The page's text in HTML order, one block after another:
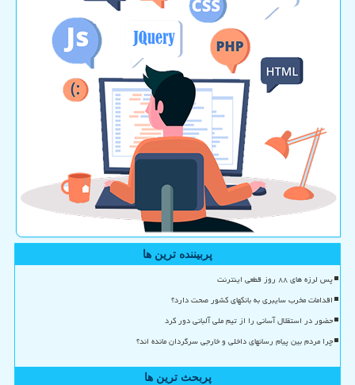
پربیننده ترین ها
پس لرزه های ۸۸ روز قطعی اینترنت
اقدامات مخرب سایبری به بانکهای کشور صحت دارد؟
حضور در استقلال آسانی را از تیم ملی آلبانی دور کرد
چرا مردم بین پیام رسانهای داخلی و خارجی سرگردان مانده اند؟
پربحث ترین ها